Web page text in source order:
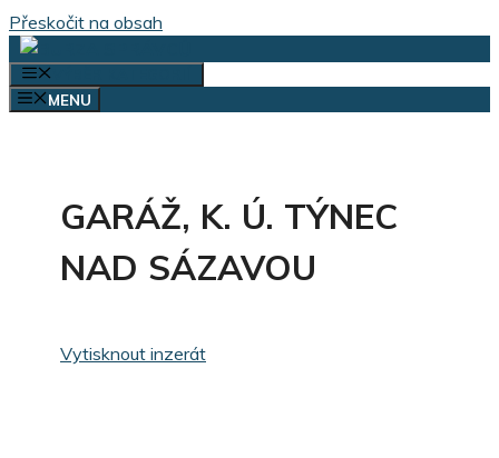
Přeskočit na obsah
MENU
GARÁŽ, K. Ú. TÝNEC
NAD SÁZAVOU
Vytisknout inzerát